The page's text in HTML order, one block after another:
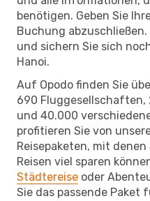
benötigen. Geben Sie
Buchung
und sichern Sie sich
Hanoi.
Auf Opodo finden Sie
690 Fluggesellschaften,
und 40.000
profitieren Sie von
Reisepaketen, mit
Reisen viel sparen
Städtereise oder
Sie das passende Paket